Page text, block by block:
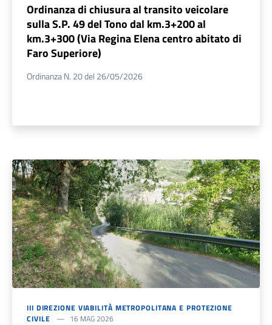
Ordinanza di chiusura al transito veicolare
sulla S.P. 49 del Tono dal km.3+200 al
km.3+300 (Via Regina Elena centro abitato di
Faro Superiore)
Ordinanza N. 20 del 26/05/2026
III DIREZIONE VIABILITÀ METROPOLITANA E PROTEZIONE
CIVILE
16 MAG 2026